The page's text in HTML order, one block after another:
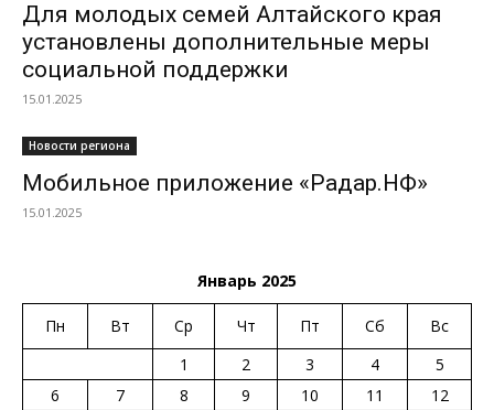
Для молодых семей Алтайского края
установлены дополнительные меры
социальной поддержки
15.01.2025
Новости региона
Мобильное приложение «Радар.НФ»
15.01.2025
Январь 2025
Пн Вт Ср Чт Пт Сб
Вс
1
2 3 4
5
6
7 8 9 10 11
12